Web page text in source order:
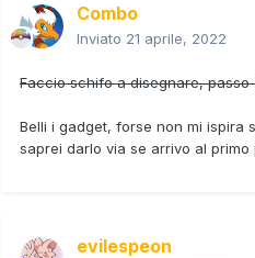
Combo
Inviato 21 aprile, 2022
Faccio schifo a disegnare, passo
Belli i gadget, forse non mi ispira
saprei darlo via se arrivo al primo
evilespeon